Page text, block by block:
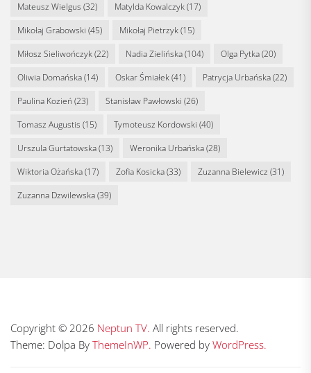
Mateusz Wielgus (32) Matylda Kowalczyk(17)
Mikołaj Grabowski (45) Mikołaj Pietrzyk(15)
Miłosz Sieliwończyk(22) Nadia Zielińska(104) Olga Pytka(20)
Oliwia Domańska(14) Oskar Śmiałek(41) Patrycja Urbańska(22)
Paulina Kozień (23) Stanisław Pawłowski (26)
Tomasz Augustis (15) Tymoteusz Kordowski (40)
Urszula Gurtatowska(13) Weronika Urbańska(28)
Wiktoria Ożańska(17) Zofia Kosicka(33) Zuzanna Bielewicz (31)
Zuzanna Dzwilewska(39)
Copyright © 2026 Neptun TV. All rights reserved.
Theme: Dolpa By ThemeInWP. Powered by WordPress.